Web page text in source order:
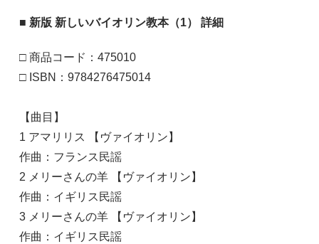
■ 新版 新しいバイオリン教本（1） 詳細
□ 商品コード：475010
□ ISBN：9784276475014
【曲目】
1 アマリリス 【ヴァイオリン】
作曲：フランス民謡
2 メリーさんの羊 【ヴァイオリン】
作曲：イギリス民謡
3 メリーさんの羊 【ヴァイオリン】
作曲：イギリス民謡